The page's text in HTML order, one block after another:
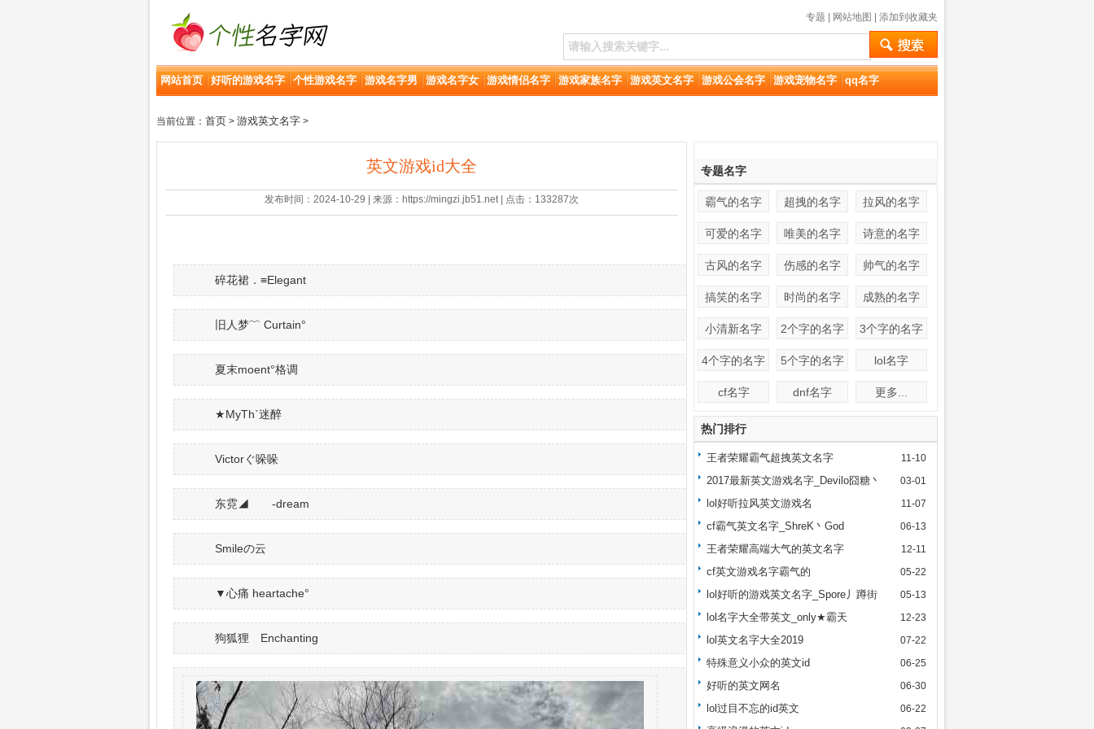
专题 网站地图 添加到收藏夹
网站首页 好听的游戏名字 个性游戏名字 游戏名字男 游戏名字女 游戏情侣名字 游戏家族名字 游戏英文名字 游戏公会名字 游戏宠物名字 qq名字
当前位置： 首页 > 游戏英文名字 >
英文游戏id大全
发布时间：2024-10-29 | 来源：https://mingzi.jb51.net | 点击：133287次
碎花裙．≡Elegant
旧人梦﹌ Curtain°
夏末moent°格调
★MyThˋ迷醉
Victorぐ哚哚
东霓◢ -dream
Smileの云
▼心痛 heartache°
狗狐狸 Enchanting
专题名字
霸气的名字 超拽的名字 拉风的名字
可爱的名字 唯美的名字 诗意的名字
古风的名字 伤感的名字 帅气的名字
搞笑的名字 时尚的名字 成熟的名字
小清新名字 2个字的名字 3个字的名字
4个字的名字 5个字的名字 lol名字
cf名字 dnf名字 更多...
热门排行
11-10
王者荣耀霸气超拽英文名字
03-01
2017最新英文游戏名字_Devilo囧糖丶
11-07
lol好听拉风英文游戏名
06-13
cf霸气英文名字_ShreK丶God
12-11
王者荣耀高端大气的英文名字
05-22
cf英文游戏名字霸气的
05-13
lol好听的游戏英文名字_Spore丿蹲街
12-23
lol名字大全带英文_only★霸天
07-22
lol英文名字大全2019
06-25
特殊意义小众的英文id
06-30
好听的英文网名
06-22
lol过目不忘的id英文